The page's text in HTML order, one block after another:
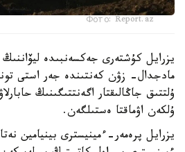
Фото: Report.az
يزرايل كۇشتەرى جەكسەنبىدە
مادجدال- زۋن كەنتىندە جەر استى
ۇلتتىق جاڭالىقتار اگەنتتىگىنىڭ
ۇلكەن اۋماقتا ەستىلگەن.
يزرايل پرەمەر-ءمينيسترى بينيامين